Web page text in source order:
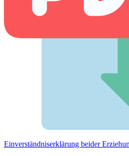
Einverständnis­erklärung beider